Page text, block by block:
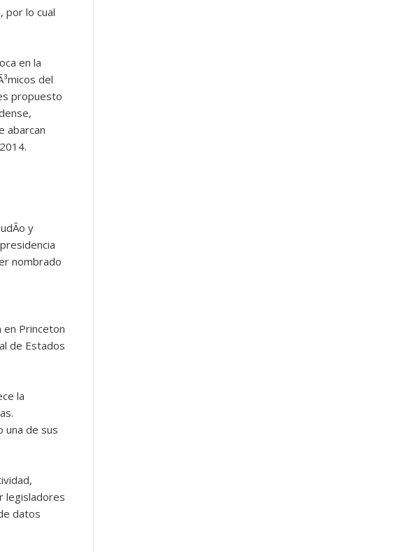
por lo cual
en la
del
propuesto
abarcan
y
nombrado
Princeton
de Estados
la
una de sus
legisladores
datos